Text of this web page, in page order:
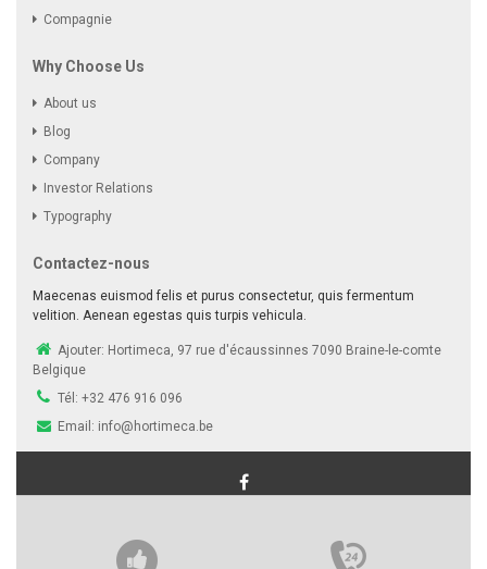
Compagnie
Why Choose Us
About us
Blog
Company
Investor Relations
Typography
Contactez-nous
Maecenas euismod felis et purus consectetur, quis fermentum
velition. Aenean egestas quis turpis vehicula.
Ajouter: Hortimeca, 97 rue d'écaussinnes 7090 Braine-le-comte
Belgique
Tél: +32 476 916 096
Email: info@hortimeca.be